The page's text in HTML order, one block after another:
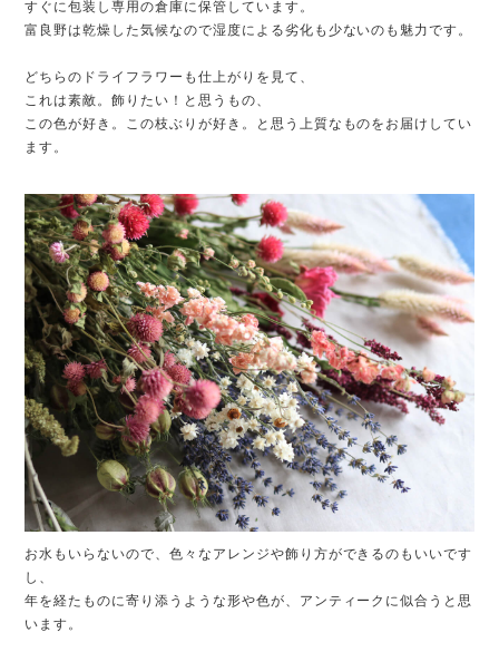
すぐに包装し専用の倉庫に保管しています。
富良野は乾燥した気候なので湿度による劣化も少ないのも魅力です。
どちらのドライフラワーも仕上がりを見て、
これは素敵。飾りたい！と思うもの、
この色が好き。この枝ぶりが好き。と思う上質なものをお届けしてい
ます。
お水もいらないので、色々なアレンジや飾り方ができるのもいいです
し、
年を経たものに寄り添うような形や色が、アンティークに似合うと思
います。